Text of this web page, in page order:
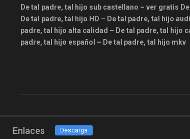
De tal padre, tal hijo sub castellano – ver gratis
De tal padre, tal hijo HD – De tal padre, tal hijo
padre, tal hijo alta calidad – De tal padre, tal hijo
padre, tal hijo español – De tal padre, tal hijo mkv
Enlaces Descarga